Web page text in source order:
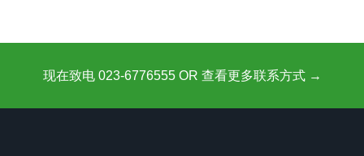
现在致电 023-6776555 OR 查看更多联系方式 →